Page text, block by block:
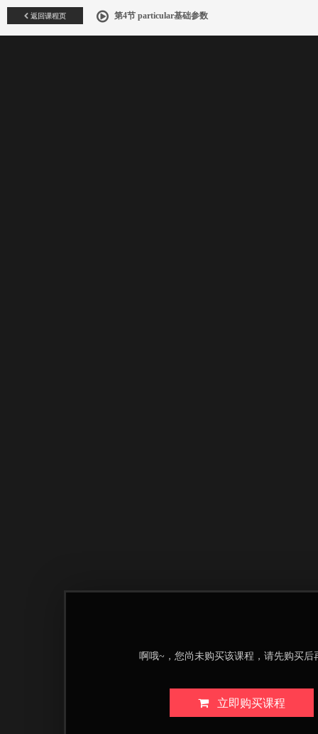
返回课程页 第4节 particular基础参数
啊哦~，您尚未购买该课程，请先购买后
立即购买课程